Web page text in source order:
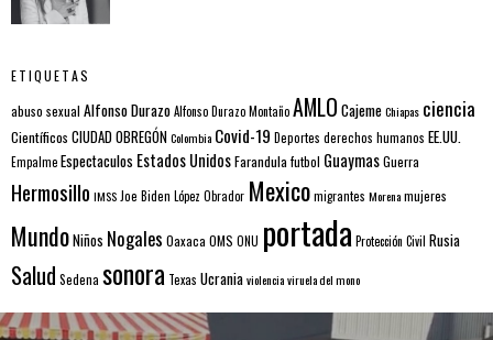
ETIQUETAS
abuso sexual Alfonso DurazoAlfonso Durazo MontañoAMLO CajemeChiapas ciencia
Científicos CIUDAD OBREGÓNColombia Covid-19 Deportes derechos humanos EE.UU.
EmpalmeEspectaculos Estados UnidosFarandulafutbol GuaymasGuerra
Hermosillo IMSS Joe Biden López Obrador Mexicomigrantes Morenamujeres
MundoNiños Nogales Oaxaca OMS ONU portada Protección Civil Rusia
Salud Sedena sonora Texas Ucraniaviolenciaviruela del mono